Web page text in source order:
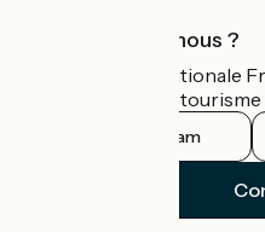
Qui sommes-nous ?
L'association nationale
guide officiel du
Instagram